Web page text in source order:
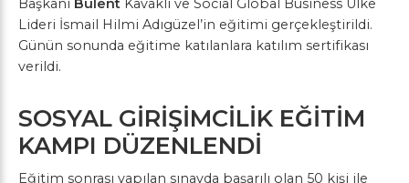
Başkanı Bülent Kavaklı ve Social Global Business Ülke
Lideri İsmail Hilmi Adıgüzel’in eğitimi gerçekleştirildi.
Günün sonunda eğitime katılanlara katılım sertifikası
verildi.
SOSYAL GİRİŞİMCİLİK EĞİTİM
KAMPI DÜZENLENDİ
Eğitim sonrası yapılan sınavda başarılı olan 50 kişi ile